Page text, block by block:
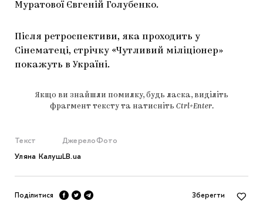
Муратової Євгеній Голубенко.
Після ретроспективи, яка проходить у
Сінематеці, стрічку «Чутливий міліціонер»
покажуть в Україні.
Якщо ви знайшли помилку, будь ласка, виділіть
фрагмент тексту та натисніть Ctrl+Enter.
Текст
Уляна Калуш
Джерело
LB.ua
Фото
Поділитися Зберегти